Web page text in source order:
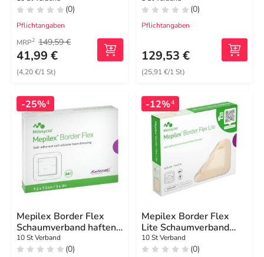
(0)
Pflichtangaben
MRP2 149,59 €
41,99 €
(4,20 €/1 St)
(0)
Pflichtangaben
129,53 €
(25,91 €/1 St)
-25%4
Mepilex Border Flex
Schaumverband haftend
7,5x7,5 cm
10 St Verband
(0)
-12%4
Mepilex Border Flex
Lite Schaumverband
4x5 cm
10 St Verband
(0)